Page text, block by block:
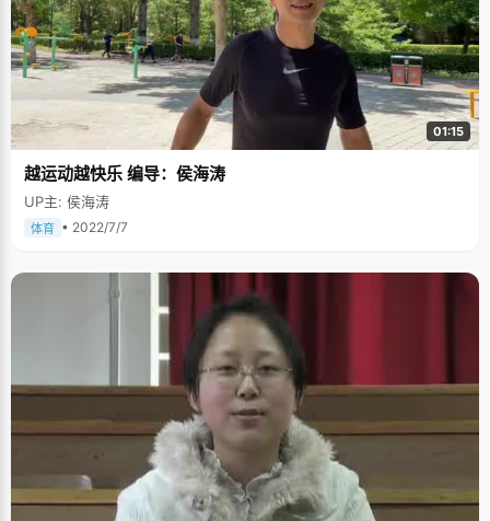
01:15
越运动越快乐 编导：侯海涛
UP主: 侯海涛
体育 • 2022/7/7